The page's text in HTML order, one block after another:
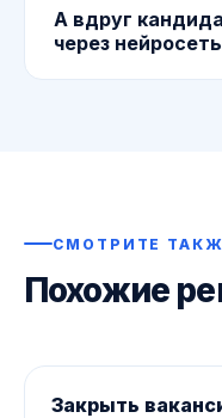
позиции — от
директора по
А вдруг
через
СМОТРИТЕ
Похожие
Закрыть